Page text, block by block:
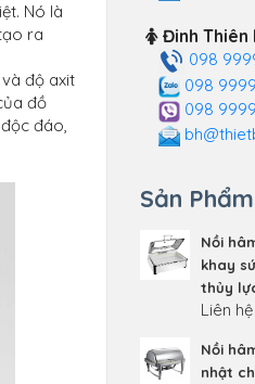
Nó là
ra
độ axit
đồ
đáo,
Đinh Thiên
098
098
098
Sản
Nồi
khay
thủy
Liên hệ
Nồi
nhật